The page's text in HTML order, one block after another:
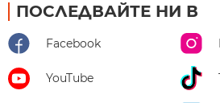
ПОСЛЕДВАЙТЕ НИ В
Facebook
YouTube